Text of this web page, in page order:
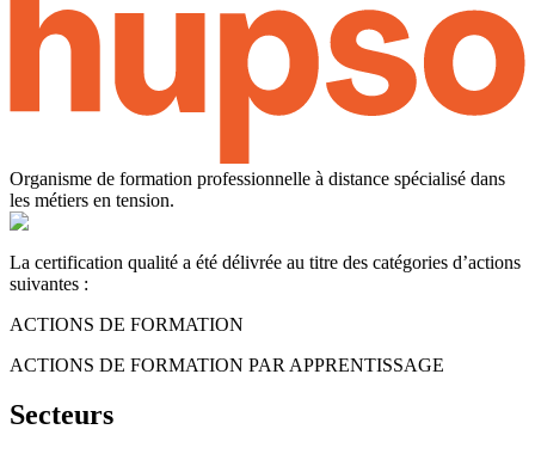
Organisme de formation professionnelle à distance spécialisé dans
les métiers en tension.
La certification qualité a été délivrée au titre des catégories d’actions
suivantes :
ACTIONS DE FORMATION
ACTIONS DE FORMATION PAR APPRENTISSAGE
Secteurs